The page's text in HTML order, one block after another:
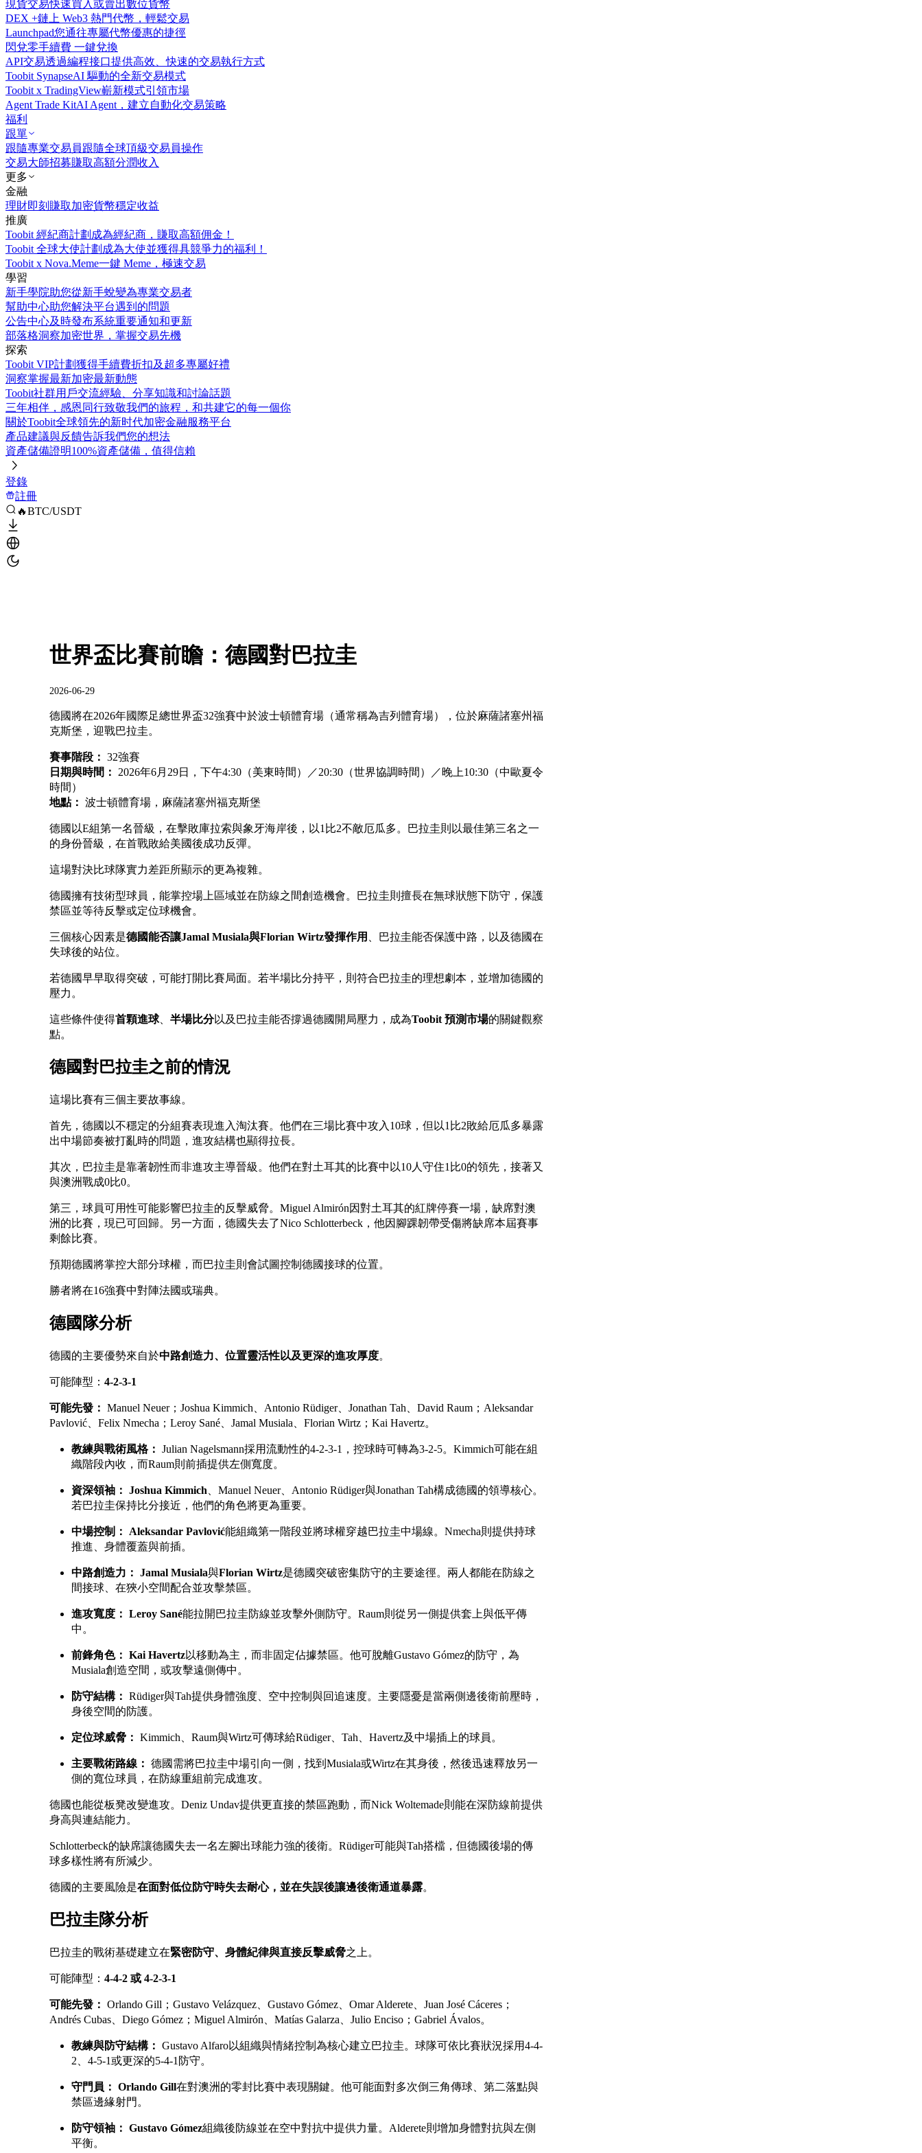
現貨交易快速買入或賣出數位貨幣
DEX +鏈上 Web3 熱門代幣，輕鬆交易
Launchpad您通往專屬代幣優惠的捷徑
閃兌零手續費 一鍵兌換
API交易透過編程接口提供高效、快速的交易執行方式
Toobit SynapseAI 驅動的全新交易模式
Toobit x TradingView嶄新模式引領市場
Agent Trade KitAI Agent，建立自動化交易策略
福利
跟單
跟隨專業交易員跟隨全球頂級交易員操作
交易大師招募賺取高額分潤收入
更多
金融
理財即刻賺取加密貨幣穩定收益
推廣
Toobit 經紀商計劃 成為經紀商，賺取高額佣金！
Toobit 全球大使計劃 成為大使並獲得具競爭力的福利！
Toobit x Nova.Meme一鍵 Meme，極速交易
學習
新手學院助您從新手蛻變為專業交易者
幫助中心助您解決平台遇到的問題
公告中心及時發布系統重要通知和更新
部落格洞察加密世界，掌握交易先機
探索
Toobit VIP計劃獲得手續費折扣及超多專屬好禮
洞察掌握最新加密最新動態
Toobit社群用戶交流經驗、分享知識和討論話題
三年相伴，感恩同行致敬我們的旅程，和共建它的每一個你
關於Toobit全球領先的新时代加密金融服務平台
產品建議與反饋告訴我們您的想法
資產儲備證明100%資產儲備，值得信賴
登錄
註冊
🔥BTC/USDT
世界盃比賽前瞻：德國對巴拉圭
2026-06-29
德國將在2026年國際足總世界盃32強賽中於波士頓體育場（通常稱為吉列體育場），位於麻薩諸塞州福
克斯堡，迎戰巴拉圭。
賽事階段： 32強賽
日期與時間： 2026年6月29日，下午4:30（美東時間）／20:30（世界協調時間）／晚上10:30（中歐夏令
時間）
地點： 波士頓體育場，麻薩諸塞州福克斯堡
德國以E組第一名晉級，在擊敗庫拉索與象牙海岸後，以1比2不敵厄瓜多。巴拉圭則以最佳第三名之一
的身份晉級，在首戰敗給美國後成功反彈。
這場對決比球隊實力差距所顯示的更為複雜。
德國擁有技術型球員，能掌控場上區域並在防線之間創造機會。巴拉圭則擅長在無球狀態下防守，保護
禁區並等待反擊或定位球機會。
三個核心因素是德國能否讓Jamal Musiala與Florian Wirtz發揮作用 、巴拉圭能否保護中路，以及德國在
失球後的站位。
若德國早早取得突破，可能打開比賽局面。若半場比分持平，則符合巴拉圭的理想劇本，並增加德國的
壓力。
這些條件使得首顆進球、 半場比分以及巴拉圭能否撐過德國開局壓力，成為Toobit 預測市場的關鍵觀察
點。
德國對巴拉圭之前的情況
這場比賽有三個主要故事線。
首先，德國以不穩定的分組賽表現進入淘汰賽。他們在三場比賽中攻入10球，但以1比2敗給厄瓜多暴露
出中場節奏被打亂時的問題，進攻結構也顯得拉長。
其次，巴拉圭是靠著韌性而非進攻主導晉級。他們在對土耳其的比賽中以10人守住1比0的領先，接著又
與澳洲戰成0比0。
第三，球員可用性可能影響巴拉圭的反擊威脅。Miguel Almirón因對土耳其的紅牌停賽一場，缺席對澳
洲的比賽，現已可回歸。另一方面，德國失去了Nico Schlotterbeck，他因腳踝韌帶受傷將缺席本屆賽事
剩餘比賽。
預期德國將掌控大部分球權，而巴拉圭則會試圖控制德國接球的位置。
勝者將在16強賽中對陣法國或瑞典。
德國隊分析
德國的主要優勢來自於中路創造力、位置靈活性以及更深的進攻厚度。
可能陣型： 4-2-3-1
可能先發： Manuel Neuer；Joshua Kimmich、Antonio Rüdiger、Jonathan Tah、David Raum；Aleksandar
Pavlović、Felix Nmecha；Leroy Sané、Jamal Musiala、Florian Wirtz；Kai Havertz。
教練與戰術風格： Julian Nagelsmann採用流動性的4-2-3-1，控球時可轉為3-2-5。Kimmich可能在組
織階段內收，而Raum則前插提供左側寬度。
資深領袖： Joshua Kimmich 、Manuel Neuer、Antonio Rüdiger與Jonathan Tah構成德國的領導核心。
若巴拉圭保持比分接近，他們的角色將更為重要。
中場控制： Aleksandar Pavlović能組織第一階段並將球權穿越巴拉圭中場線。Nmecha則提供持球
推進、身體覆蓋與前插。
中路創造力： Jamal Musiala與Florian Wirtz是德國突破密集防守的主要途徑。兩人都能在防線之
間接球、在狹小空間配合並攻擊禁區。
進攻寬度： Leroy Sané能拉開巴拉圭防線並攻擊外側防守。Raum則從另一側提供套上與低平傳
中。
前鋒角色： Kai Havertz以移動為主，而非固定佔據禁區。他可脫離Gustavo Gómez的防守，為
Musiala創造空間，或攻擊遠側傳中。
防守結構： Rüdiger與Tah提供身體強度、空中控制與回追速度。主要隱憂是當兩側邊後衛前壓時，
身後空間的防護。
定位球威脅： Kimmich、Raum與Wirtz可傳球給Rüdiger、Tah、Havertz及中場插上的球員。
主要戰術路線： 德國需將巴拉圭中場引向一側，找到Musiala或Wirtz在其身後，然後迅速釋放另一
側的寬位球員，在防線重組前完成進攻。
德國也能從板凳改變進攻。Deniz Undav提供更直接的禁區跑動，而Nick Woltemade則能在深防線前提供
身高與連結能力。
Schlotterbeck的缺席讓德國失去一名左腳出球能力強的後衛。Rüdiger可能與Tah搭檔，但德國後場的傳
球多樣性將有所減少。
德國的主要風險是在面對低位防守時失去耐心，並在失誤後讓邊後衛通道暴露。
巴拉圭隊分析
巴拉圭的戰術基礎建立在緊密防守、身體紀律與直接反擊威脅之上。
可能陣型： 4-4-2 或 4-2-3-1
可能先發： Orlando Gill；Gustavo Velázquez、Gustavo Gómez、Omar Alderete、Juan José Cáceres；
Andrés Cubas、Diego Gómez；Miguel Almirón、Matías Galarza、Julio Enciso；Gabriel Ávalos。
教練與防守結構： Gustavo Alfaro以組織與情緒控制為核心建立巴拉圭。球隊可依比賽狀況採用4-4-
2、4-5-1或更深的5-4-1防守。
守門員： Orlando Gill在對澳洲的零封比賽中表現關鍵。他可能面對多次倒三角傳球、第二落點與
禁區邊緣射門。
防守領袖： Gustavo Gómez組織後防線並在空中對抗中提供力量。Alderete則增加身體對抗與左側
平衡。